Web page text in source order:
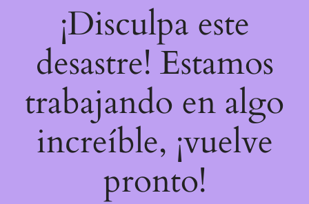
¡Disculpa este
desastre! Estamos
trabajando en algo
increíble, ¡vuelve
pronto!